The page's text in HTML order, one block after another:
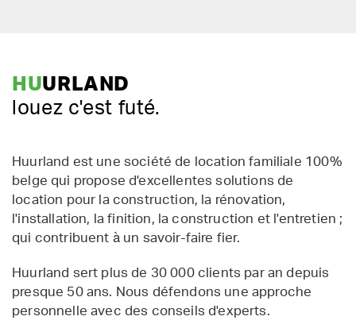
HUURLAND
louez c'est futé.
Huurland est une société de location familiale 100%
belge qui propose d'excellentes solutions de
location pour la construction, la rénovation,
l'installation, la finition, la construction et l'entretien ;
qui contribuent à un savoir-faire fier.
Huurland sert plus de 30 000 clients par an depuis
presque 50 ans. Nous défendons une approche
personnelle avec des conseils d'experts.